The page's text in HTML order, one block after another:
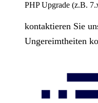
PHP Upgrade (z.B.
kontaktieren Sie
Ungereimtheiten